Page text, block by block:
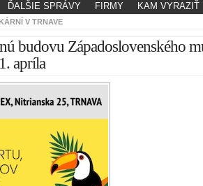
ĎALŠIE SPRÁVY FIRMY KAM VYRAZIŤ
V TRNAVE
budovu Západoslovenského
apríla
múzeum v Trnave otvára pre
budovu na Múzejnom
fasád budovy a
priestory dostupné aj
informovala Simona